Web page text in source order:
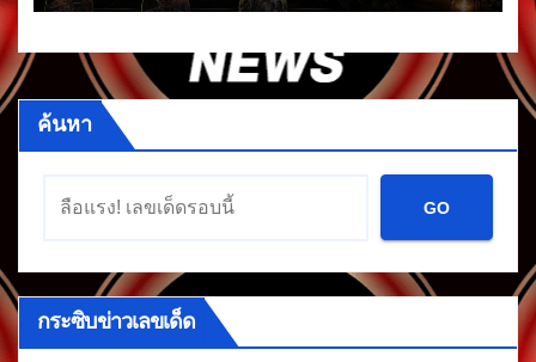
ค้นหา
GO
กระซิบข่าวเลขเด็ด